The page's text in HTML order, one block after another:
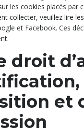
les cookies placés par
collecter, veuillez lire
et Facebook. Ces
droit
et